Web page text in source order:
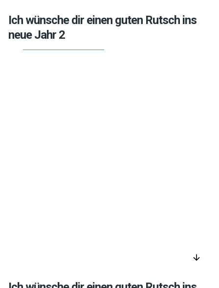
Ich wünsche dir einen guten Rutsch ins
neue Jahr 2
arrow_downward